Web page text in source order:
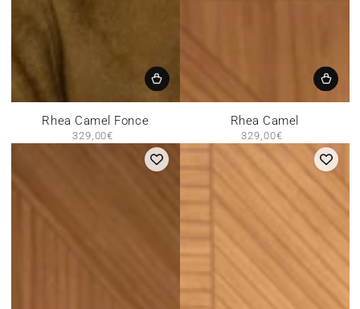
Rhea Camel Fonce
Prix
329,00€
Rhea Camel
Prix
329,00€